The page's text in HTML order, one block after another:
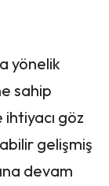
yönelik
sahip
göz
gelişmiş
devam